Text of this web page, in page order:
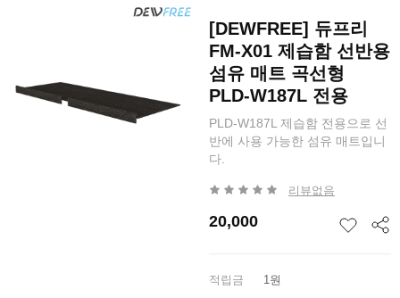
[DEWFREE] 듀프리
FM-X01 제습함 선반용
섬유 매트 곡선형
PLD-W187L 전용
PLD-W187L 제습함 전용으로 선
반에 사용 가능한 섬유 매트입니
다.
리뷰없음
20,000
적립금 1원